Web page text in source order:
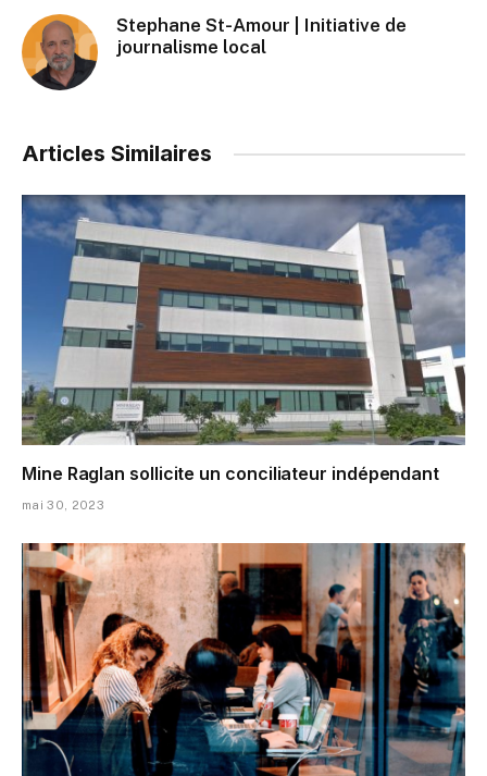
Stephane St-Amour | Initiative de
journalisme local
Articles Similaires
Mine Raglan sollicite un conciliateur indépendant
mai 30, 2023